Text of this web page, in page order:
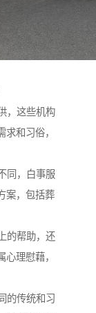
，这些机构
和习俗，
同，白事服
案，包括葬
的帮助，还
理慰藉，
的传统和习